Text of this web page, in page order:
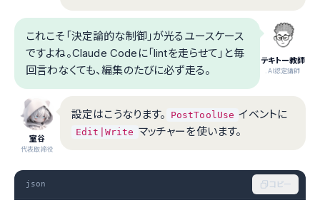
テキトー教師
.AI認定講師
これこそ「決定論的な制御」が光るユースケース
ですよね。Claude Codeに「lintを走らせて」と毎
回言わなくても、編集のたびに必ず走る。
室谷
代表取締役
設定はこうなります。 PostToolUse イベントに
Edit|Write マッチャーを使います。
json コピー